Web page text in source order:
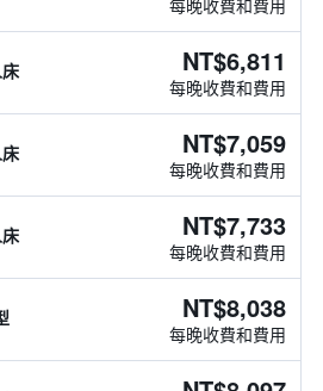
每晚收費和費用
NT$6,811
每晚收費和費用
NT$7,059
每晚收費和費用
NT$7,733
每晚收費和費用
NT$8,038
每晚收費和費用